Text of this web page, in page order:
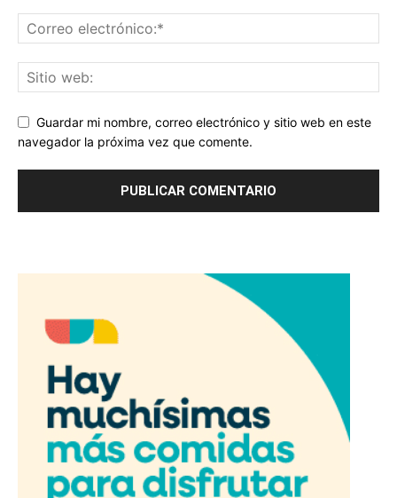
Guardar mi nombre, correo electrónico y sitio web en este
navegador la próxima vez que comente.